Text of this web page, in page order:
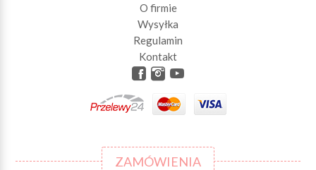
O firmie
Wysyłka
Regulamin
Kontakt
ZAMÓWIENIA